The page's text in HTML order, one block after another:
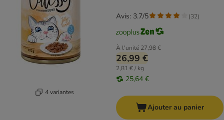
4 variantes
À l'unité 27,98 €
26,99 €
2,81 € / kg
25,64 €
Avis: 3.7/5 (32)
Ajouter au panier